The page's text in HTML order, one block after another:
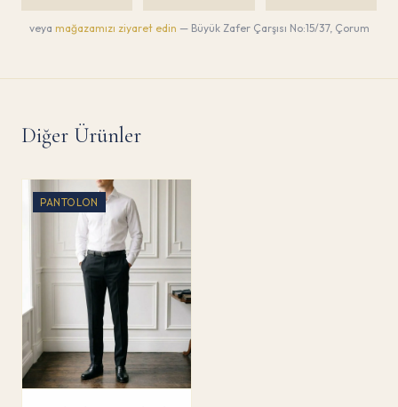
veya mağazamızı ziyaret edin — Büyük Zafer Çarşısı No:15/37, Çorum
Diğer Ürünler
PANTOLON